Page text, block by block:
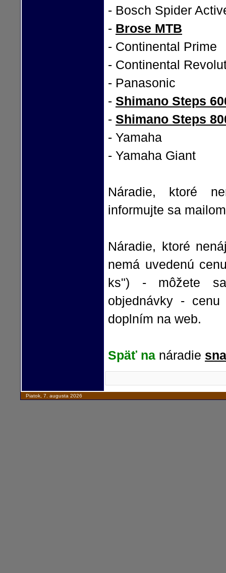
- Bosch Spider
- Brose MTB
- Continental Prime
- Continental
- Panasonic
- Shimano Steps
- Shimano Steps
- Yamaha
- Yamaha Giant
Náradie, ktoré
informujte sa mailom
Náradie, ktoré
nemá uvedenú
ks") - môžete
objednávky -
doplním na web.
Späť na náradie
Piatok, 7. augusta 2026